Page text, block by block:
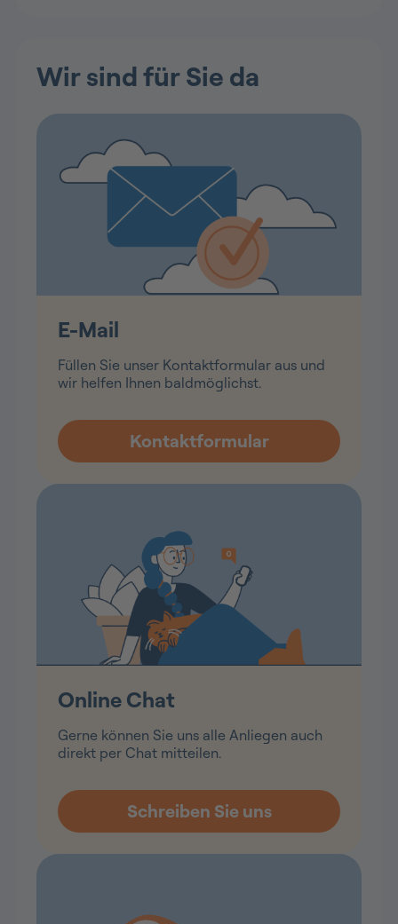
Wir sind für Sie da
E-Mail
Füllen Sie unser Kontaktformular aus und
wir helfen Ihnen baldmöglichst.
Online Chat
Gerne können Sie uns alle Anliegen auch
direkt per Chat mitteilen.